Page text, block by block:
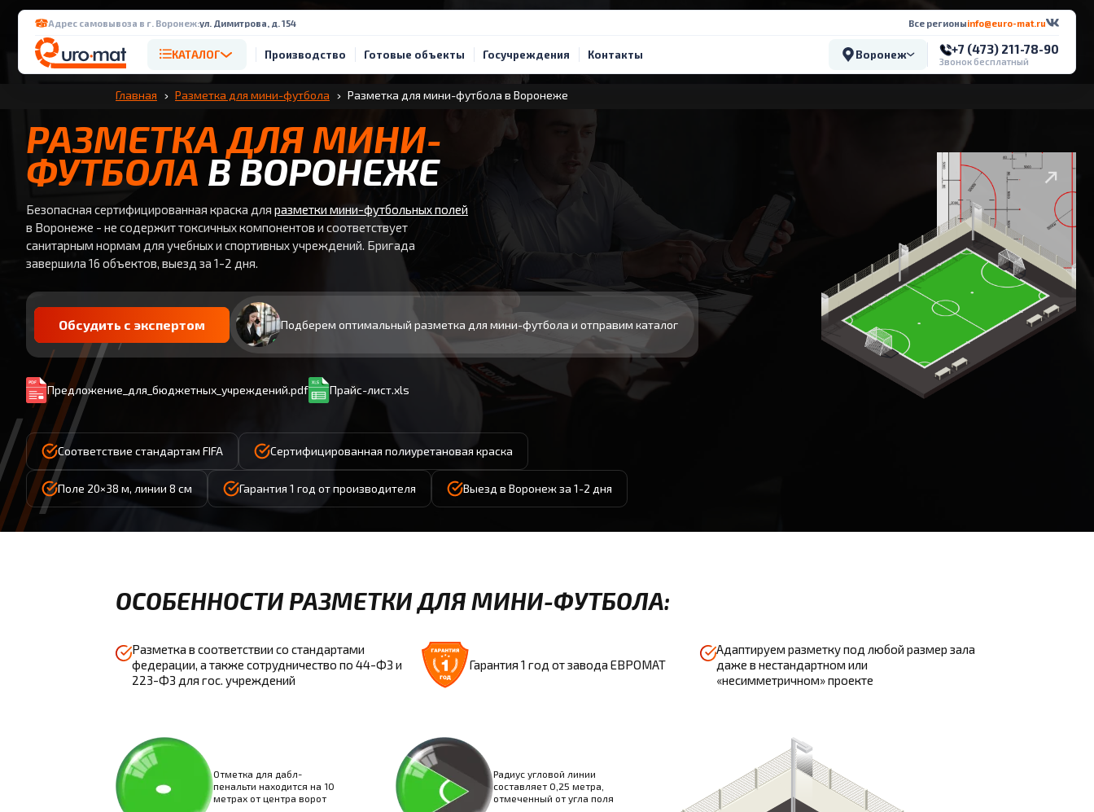
Адрес самовывоза в г. Воронеж:ул. Димитрова, д. 154 Все регионыinfo@euro-mat.ru
КАТАЛОГ Производство Готовые объекты Госучреждения Контакты Воронеж +7 (473) 211-78-90
Звонок бесплатный
Главная Разметка для мини-футбола Разметка для мини-футбола в Воронеже
РАЗМЕТКА ДЛЯ МИНИ-
ФУТБОЛА В ВОРОНЕЖЕ
Безопасная сертифицированная краска для разметки мини-футбольных полей
в Воронеже - не содержит токсичных компонентов и соответствует
санитарным нормам для учебных и спортивных учреждений. Бригада
завершила 16 объектов, выезд за 1-2 дня.
Обсудить с экспертом Подберем оптимальный разметка для мини-футбола и отправим каталог
Предложение_для_бюджетных_учреждений.pdf Прайс-лист.xls
Соответствие стандартам FIFA Сертифицированная полиуретановая краска
Поле 20×38 м, линии 8 см Гарантия 1 год от производителя Выезд в Воронеж за 1-2 дня
ОСОБЕННОСТИ РАЗМЕТКИ ДЛЯ МИНИ-ФУТБОЛА:
Разметка в соответствии со стандартами
федерации, а также сотрудничество по 44-ФЗ и
223-ФЗ для гос. учреждений
Гарантия 1 год от завода ЕВРОМАТ
Адаптируем разметку под любой размер зала
даже в нестандартном или
«несимметричном» проекте
Отметка для дабл-
пенальти находится на 10
метрах от центра ворот
Радиус угловой линии
составляет 0,25 метра,
отмеченный от угла поля